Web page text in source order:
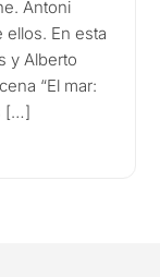
Antoni
En esta
y Alberto
“El mar:
[…]